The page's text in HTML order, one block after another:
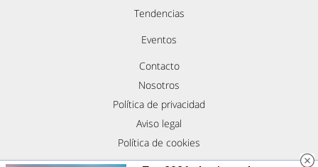
Tendencias
Eventos
Contacto
Nosotros
Política de privacidad
Aviso legal
Política de cookies